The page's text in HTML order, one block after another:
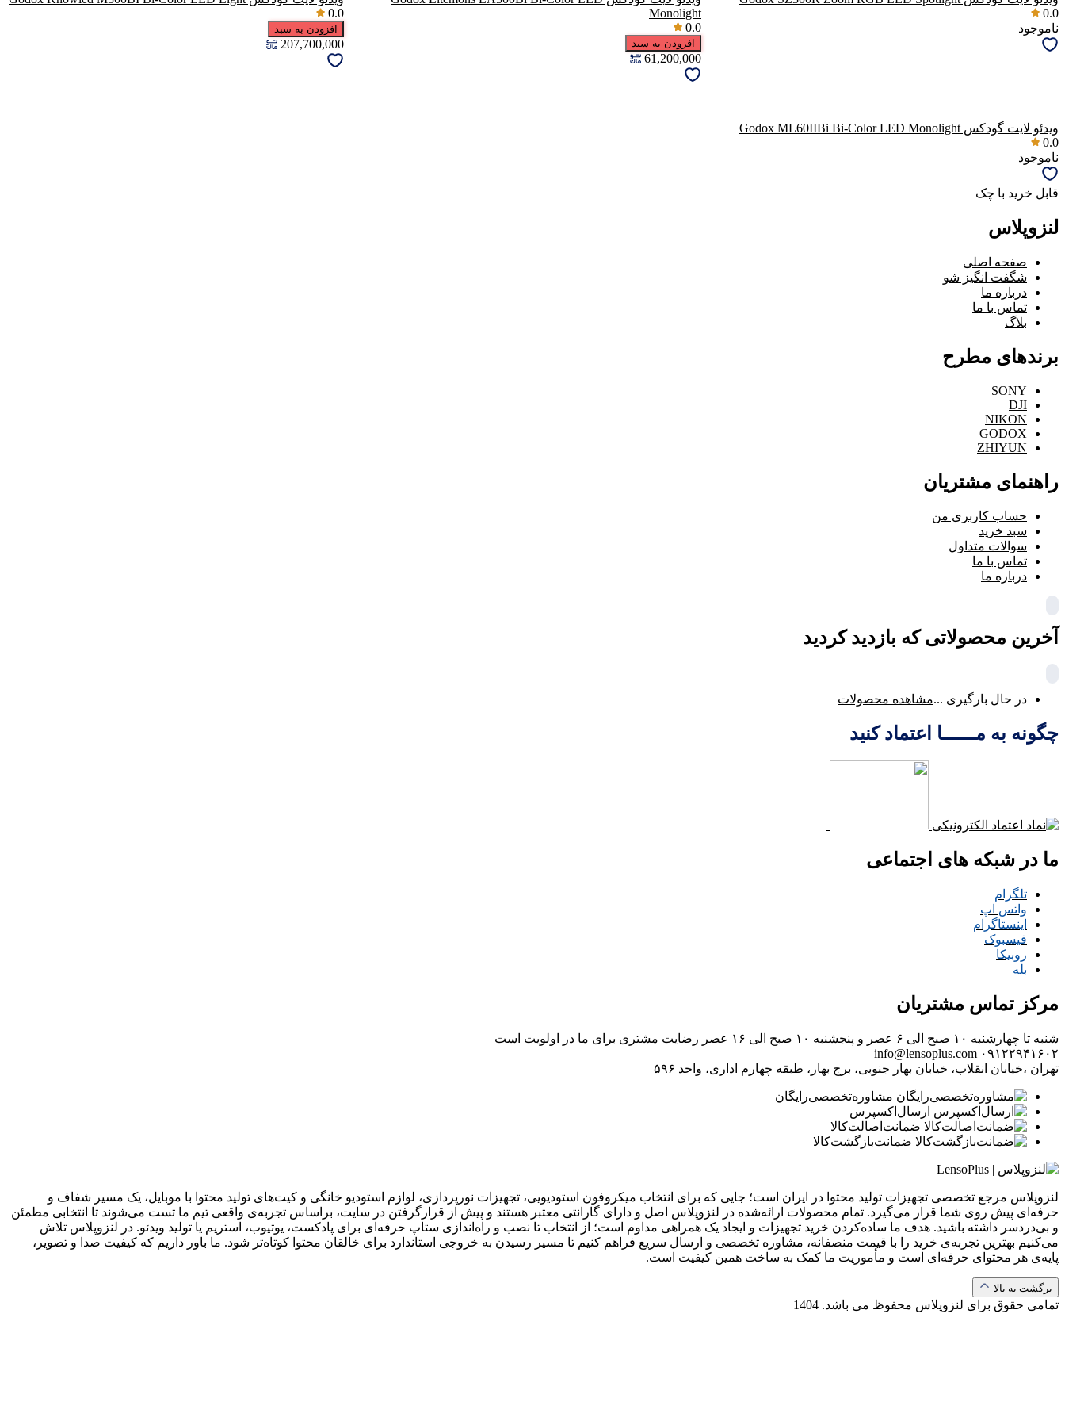
0.0
ناموجود
Monolight
0.0
افزودن به سبد
61,200,000
0.0
افزودن به سبد
207,700,000
ویدئو لایت گودکس Godox ML60IIBi Bi-Color LED Monolight
0.0
ناموجود
قابل خرید با چک
لنزوپلاس
صفحه اصلی
شگفت انگیز شو
درباره ما
تماس با ما
بلاگ
برندهای مطرح
SONY
DJI
NIKON
GODOX
ZHIYUN
راهنمای مشتریان
حساب کاربری من
سبد خرید
سوالات متداول
تماس با ما
درباره ما
آخرین محصولاتی که بازدید کردید
در حال بارگیری ...مشاهده محصولات
چگونه به مــــــا اعتماد کنید
ما در شبکه های اجتماعی
تلگرام
واتس اپ
اینستاگرام
فیسبوک
روبیکا
بله
مرکز تماس مشتریان
شنبه تا چهارشنبه ۱۰ صبح الی ۶ عصر و پنجشنبه ۱۰ صبح الی ۱۶ عصر
رضایت مشتری برای ما در اولویت است
۰۹۱۲۲۹۴۱۶۰۲ info@lensoplus.com
تهران ،خیابان انقلاب، خیابان بهار جنوبی، برج بهار، طبقه چهارم اداری، واحد ۵۹۶
مشاوره‌تخصصی‌رایگان
ارسال‌اکسپرس
ضمانت‌اصالت‌کالا
ضمانت‌بازگشت‌کالا
لنزوپلاس مرجع تخصصی تجهیزات تولید محتوا در ایران است؛ جایی که برای انتخاب میکروفون استودیویی، تجهیزات نورپردازی، لوازم استودیو خانگی و کیت‌های تولید محتوا با موبایل، یک مسیر شفاف و
حرفه‌ای پیش روی شما قرار می‌گیرد. تمام محصولات ارائه‌شده در لنزوپلاس اصل و دارای گارانتی معتبر هستند و پیش از قرارگرفتن در سایت، براساس تجربه‌ی واقعی تیم ما تست می‌شوند تا انتخابی مطمئن
و بی‌دردسر داشته باشید. هدف ما ساده‌کردن خرید تجهیزات و ایجاد یک همراهی مداوم است؛ از انتخاب تا نصب و راه‌اندازی ستاپ حرفه‌ای برای پادکست، یوتیوب، استریم یا تولید ویدئو. در لنزوپلاس تلاش
می‌کنیم بهترین تجربه‌ی خرید را با قیمت منصفانه، مشاوره تخصصی و ارسال سریع فراهم کنیم تا مسیر رسیدن به خروجی استاندارد برای خالقان محتوا کوتاه‌تر شود. ما باور داریم که کیفیت صدا و تصویر،
پایه‌ی هر محتوای حرفه‌ای است و مأموریت ما کمک به ساخت همین کیفیت است.
برگشت به بالا
تمامی حقوق برای لنزوپلاس محفوظ می باشد. 1404